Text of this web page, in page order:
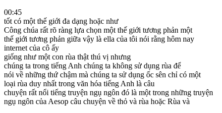
00:45
tốt có một thế giới đa dạng hoặc như
Công chúa rất rõ ràng lựa chọn một thế giới tương phản một
thế giới tương phản giữa vậy là ella của tôi nói rằng hôm nay
internet của cô ấy
giống như một con rùa thật thú vị nhưng
chúng ta trong tiếng Anh chúng ta không sử dụng rùa để
nói về những thứ chậm mà chúng ta sử dụng ốc sên chỉ có một
loại rùa duy nhất trong văn hóa tiếng Anh là câu
chuyện rất nổi tiếng truyện ngụ ngôn đó là một trong những truyện
ngụ ngôn của Aesop câu chuyện về thỏ và rùa hoặc Rùa và